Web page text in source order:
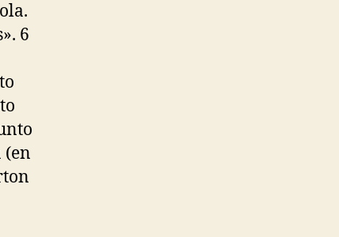
6
(en